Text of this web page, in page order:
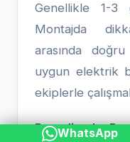
WhatsApp
Genellikle 1-3
Montajda
arasında
uygun elektrik
ekiplerle
Reşadiye Isı